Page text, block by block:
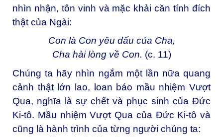
nhìn nhận, tôn vinh và mặc khải căn tính đích
thật của Ngài:
Con là Con yêu dấu của Cha,
Cha hài lòng về Con. (c. 11)
Chúng ta hãy nhìn ngắm một lần nữa quang
cảnh thật lớn lao, loan báo mầu nhiệm Vượt
Qua, nghĩa là sự chết và phục sinh của Đức
Ki-tô. Mầu nhiệm Vượt Qua của Đức Ki-tô và
cũng là hành trình của từng người chúng ta: